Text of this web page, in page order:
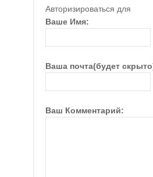
Авторизироваться для
Ваше Имя:
Ваша почта(будет
Ваш Комментарий: